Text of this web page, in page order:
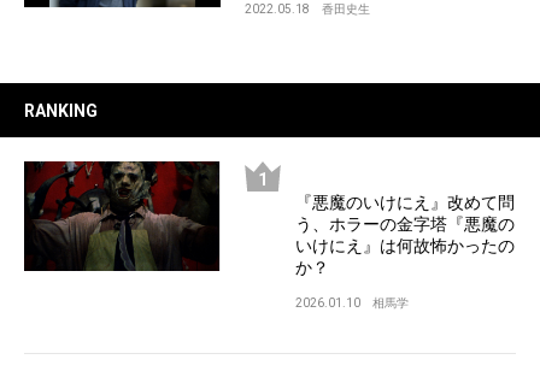
2022.05.18 香田史生
RANKING
『悪魔のいけにえ』改めて問
う、ホラーの金字塔『悪魔の
いけにえ』は何故怖かったの
か？
2026.01.10 相馬学